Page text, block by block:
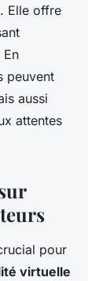
Elle offre
peuvent
aussi
attentes
pour
virtuelle